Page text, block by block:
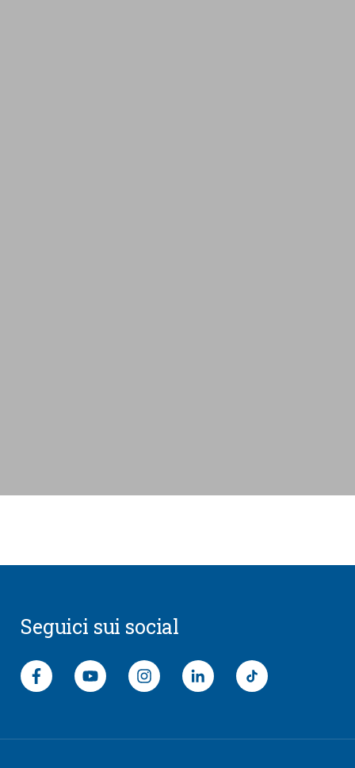
Seguici sui social
Seguici su Facebook
Segui il canale Youtube
Seguici su Instagram
Seguici su LinkedIn